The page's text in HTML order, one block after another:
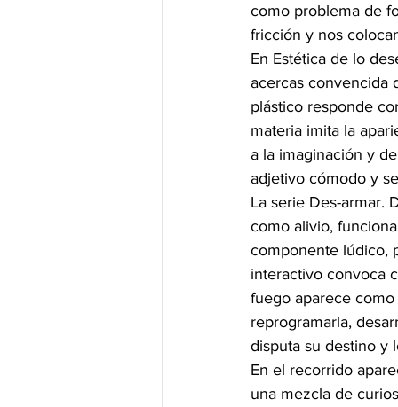
como problema de
fricción y nos
En Estética de lo
acercas convencida
plástico responde
materia imita la
a la imaginación y
adjetivo cómodo y
La serie Des-armar.
como alivio,
componente lúdico,
interactivo convoca
fuego aparece
reprogramarla,
disputa su destino y
En el recorrido
una mezcla de